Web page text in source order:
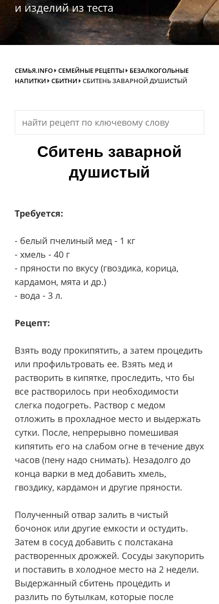
и изделий из теста
СЕМЬЯ.INFO СЕМЕЙНЫЕ РЕЦЕПТЫ
БЕЗАЛКОГОЛЬНЫЕ
НАПИТКИ
СБИТНИ СБИТЕНЬ ЗАВАРНОЙ ДУШИСТЫЙ
Search
Сбитень заварной
душистый
Требуется:
- белый пчелиный мед - 1 кг
- хмель - 40 г
- пряности по вкусу (гвоздика, корица,
кардамон, мята и др.)
- вода - 3 л.
Рецепт:
Взять воду прокипятить, а затем процедить
или профильтровать ее. Взять мед и
растворить в кипятке, проследить, что бы
все растворилось при необходимости
слегка подогреть. Раствор с медом
отложить в прохладное место и выдержать
сутки. После, непрерывно помешивая
кипятить его на слабом огне в течение двух
часов (пену надо снимать). Незадолго до
конца варки в мед добавить хмель,
гвоздику, кардамон и другие пряности.
Полученный отвар залить в чистый
бочонок или другие емкости и остудить.
Затем в сосуд добавить с полстакана
растворенных дрожжей. Сосуды закупорить
и поставить в холодное место на 2 недели.
Выдержанный сбитень процедить и
разлить по бутылкам, которые после